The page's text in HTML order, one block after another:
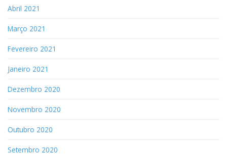
Abril 2021
Março 2021
Fevereiro 2021
Janeiro 2021
Dezembro 2020
Novembro 2020
Outubro 2020
Setembro 2020